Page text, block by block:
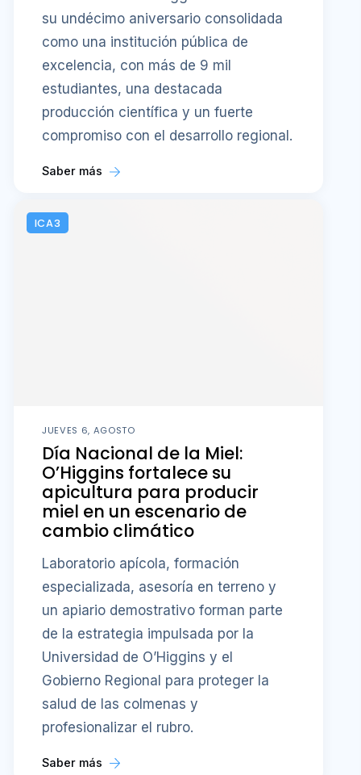
su undécimo aniversario consolidada
como una institución pública de
excelencia, con más de 9 mil
estudiantes, una destacada
producción científica y un fuerte
compromiso con el desarrollo regional.
Saber más
ICA3
JUEVES 6, AGOSTO
Día Nacional de la Miel:
O’Higgins fortalece su
apicultura para producir
miel en un escenario de
cambio climático
Laboratorio apícola, formación
especializada, asesoría en terreno y
un apiario demostrativo forman parte
de la estrategia impulsada por la
Universidad de O’Higgins y el
Gobierno Regional para proteger la
salud de las colmenas y
profesionalizar el rubro.
Saber más